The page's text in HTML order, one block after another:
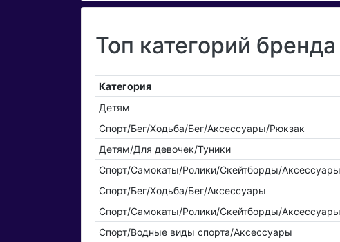
Топ категорий
Категория
Детям
Спорт/Бег/Ходьба/Бег/Аксессуары/Рюкзак
Детям/Для девочек/Туники
Спорт/Самокаты/Ролики/Скейтборды/Аксессуары
Спорт/Бег/Ходьба/Бег/Аксессуары
Спорт/Самокаты/Ролики/Скейтборды/
Спорт/Водные виды спорта/Аксессуары